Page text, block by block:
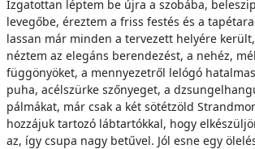
Izgatottan léptem be újra a szobába,
levegőbe, éreztem a friss festés és a
lassan már minden a tervezett helyére
néztem az elegáns berendezést, a nehéz,
függönyöket, a mennyezetről lelógó
puha, acélszürke szőnyeget, a
pálmákat, már csak a két sötétzöld
hozzájuk tartozó lábtartókkal, hogy
az, így csupa nagy betűvel. Jól esne egy